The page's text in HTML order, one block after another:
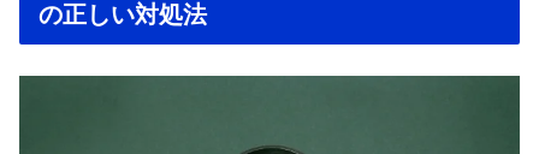
の正しい対処法